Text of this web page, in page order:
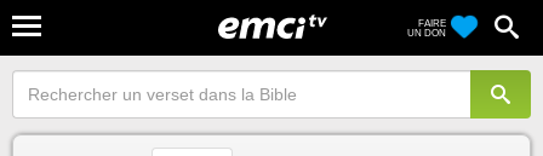
FAIRE
UN DON